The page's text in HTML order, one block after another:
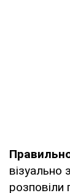
візуально
розповіли